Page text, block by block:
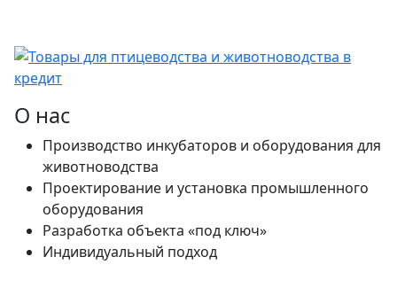
О нас
Производство инкубаторов и оборудования для
животноводства
Проектирование и установка промышленного
оборудования
Разработка объекта «под ключ»
Индивидуальный подход